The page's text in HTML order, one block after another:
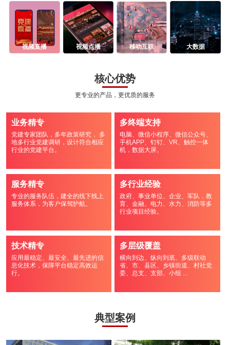
视频直播 视频点播 移动互联 大数据
核心优势
更专业的产品，更优质的服务
业务精专
党建专家团队，多年政策研究， 多
地多行业党建调研，设计符合相应
行业的党建平台。
多终端支持
电脑、微信小程序、微信公众号、
手机APP、钉钉、VR、触控一体
机，数据大屏。
服务精专
专业的服务队伍，建全的线下线上
服务体系，为客户保驾护航。
多行业经验
政府、事业单位、企业、军队，教
育、金融、电力、水力、消防等多
行业项目经验。
技术精专
应用最稳定、最安全、最先进的信
息化技术，保障平台稳定高效运
行。
多层级覆盖
横向到边、纵向到底、多级联动
省、市、县区、乡镇街道、村社党
委、总支、支部、小组 ...
典型案例